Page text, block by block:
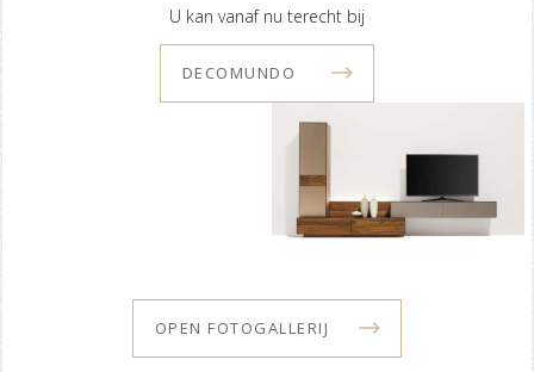
U kan vanaf nu terecht bij
DECOMUNDO
OPEN FOTOGALLERIJ